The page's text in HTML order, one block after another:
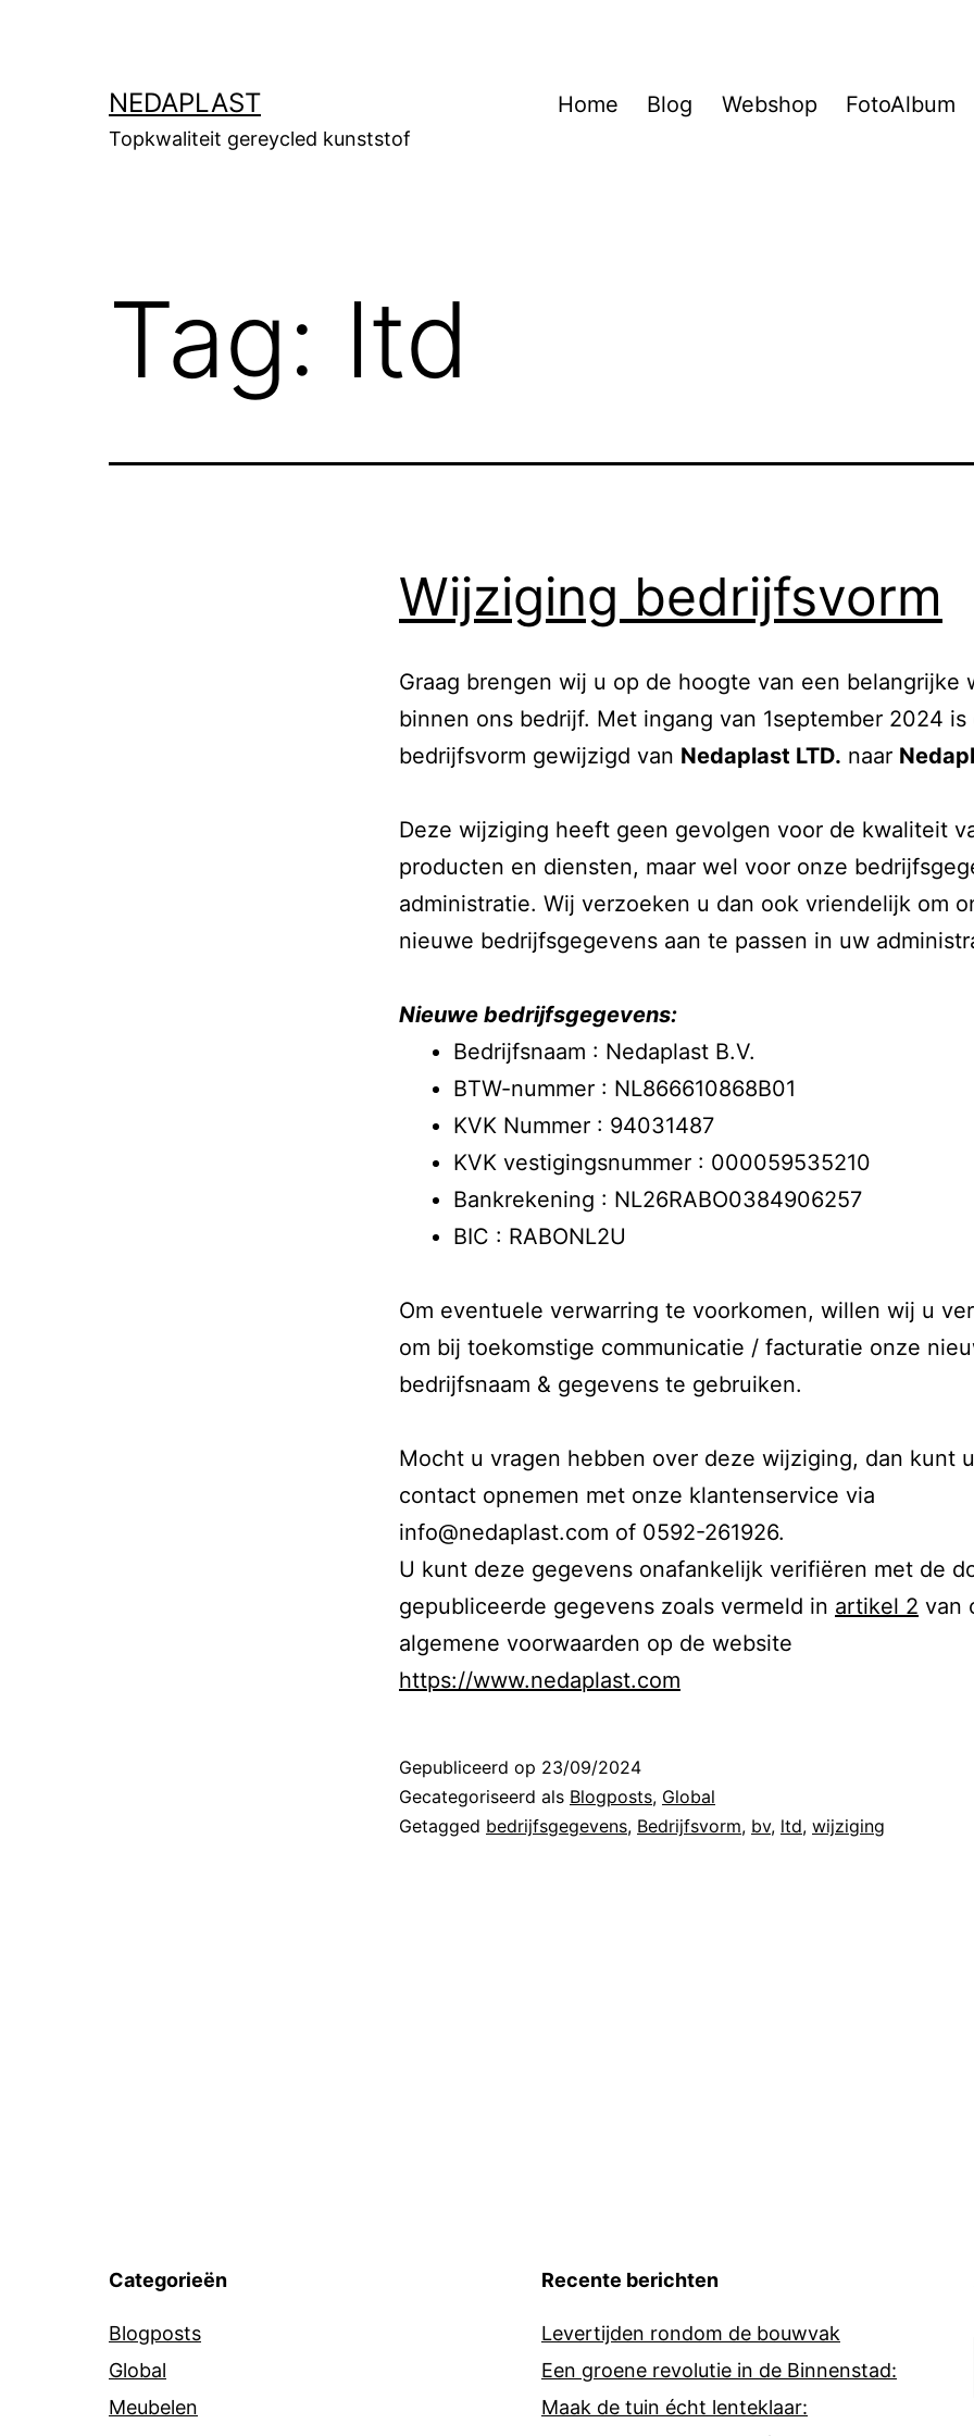
NEDAPLAST
Topkwaliteit gereycled kunststof
Home Blog Webshop FotoAlbum
Tag: ltd
Wijziging bedrijfsvorm
Graag brengen wij u op de hoogte van een belangrijke
binnen ons bedrijf. Met ingang van 1september 2024 is
bedrijfsvorm gewijzigd van Nedaplast LTD. naar
Deze wijziging heeft geen gevolgen voor de kwaliteit
producten en diensten, maar wel voor onze
administratie. Wij verzoeken u dan ook vriendelijk om
nieuwe bedrijfsgegevens aan te passen in uw
Nieuwe bedrijfsgegevens:
Bedrijfsnaam : Nedaplast B.V.
BTW-nummer : NL866610868B01
KVK Nummer : 94031487
KVK vestigingsnummer : 000059535210
Bankrekening : NL26RABO0384906257
BIC : RABONL2U
Om eventuele verwarring te voorkomen, willen wij u
om bij toekomstige communicatie / facturatie onze
bedrijfsnaam & gegevens te gebruiken.
Mocht u vragen hebben over deze wijziging, dan kunt
contact opnemen met onze klantenservice via
info@nedaplast.com of 0592-261926.
U kunt deze gegevens onafankelijk verifiëren met de
gepubliceerde gegevens zoals vermeld in artikel 2 van
algemene voorwaarden op de website
https://www.nedaplast.com
Gepubliceerd op 23/09/2024
Gecategoriseerd als Blogposts, Global
Getagged bedrijfsgegevens, Bedrijfsvorm, bv, ltd, wijziging
Categorieën
Blogposts
Global
Meubelen
Recente berichten
Levertijden rondom de bouwvak
Een groene revolutie in de Binnenstad:
Maak de tuin écht lenteklaar: